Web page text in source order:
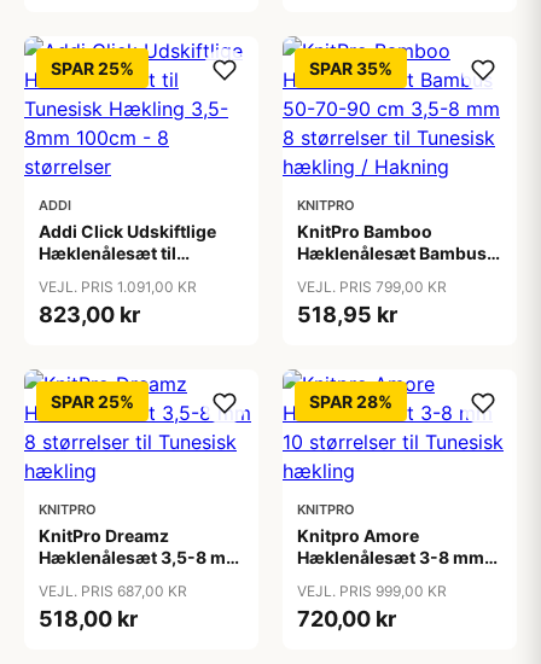
SPAR 25%
ADDI
Addi Click Udskiftlige
Hæklenålesæt til
8mm 100cm - 8
størrelser
VEJL. PRIS 1.091,00 KR
823,00 kr
SPAR 35%
KNITPRO
KnitPro Bamboo
Hæklenålesæt Bambus
8 størrelser til Tunesisk
hækling / Hakning
VEJL. PRIS 799,00 KR
518,95 kr
SPAR 25%
KNITPRO
KnitPro Dreamz
Hæklenålesæt 3,5-8 mm
hækling
VEJL. PRIS 687,00 KR
518,00 kr
SPAR 28%
KNITPRO
Knitpro Amore
Hæklenålesæt 3-8 mm
hækling
VEJL. PRIS 999,00 KR
720,00 kr